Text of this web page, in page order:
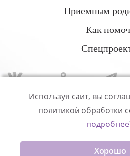
Приемным
Как
Политика
© Измени одну
Используя сайт, вы
политикой обработки
подробнее
Хорошо